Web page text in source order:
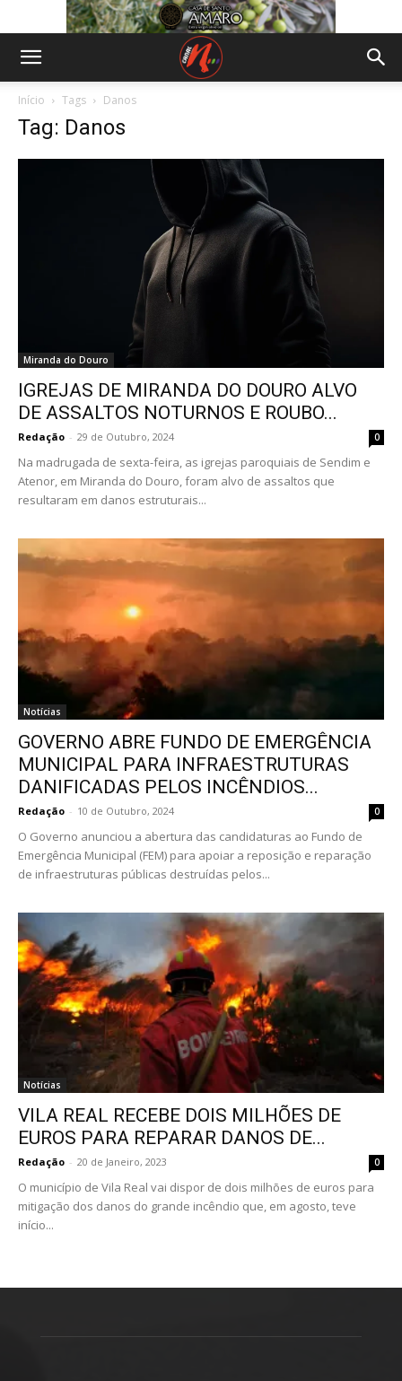
Início Tags Danos
Tag: Danos
Miranda do Douro
IGREJAS DE MIRANDA DO DOURO ALVO
DE ASSALTOS NOTURNOS E ROUBO...
Redação - 29 de Outubro, 2024 0
Na madrugada de sexta-feira, as igrejas paroquiais de Sendim e
Atenor, em Miranda do Douro, foram alvo de assaltos que
resultaram em danos estruturais...
Notícias
GOVERNO ABRE FUNDO DE EMERGÊNCIA
MUNICIPAL PARA INFRAESTRUTURAS
DANIFICADAS PELOS INCÊNDIOS...
Redação - 10 de Outubro, 2024 0
O Governo anunciou a abertura das candidaturas ao Fundo de
Emergência Municipal (FEM) para apoiar a reposição e reparação
de infraestruturas públicas destruídas pelos...
Notícias
VILA REAL RECEBE DOIS MILHÕES DE
EUROS PARA REPARAR DANOS DE...
Redação - 20 de Janeiro, 2023 0
O município de Vila Real vai dispor de dois milhões de euros para
mitigação dos danos do grande incêndio que, em agosto, teve
início...